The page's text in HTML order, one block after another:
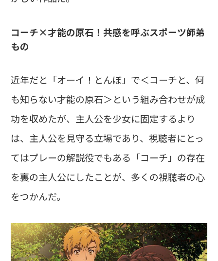
コーチ×才能の原石！共感を呼ぶスポーツ師弟
もの
近年だと「オーイ！とんぼ」で＜コーチと、何
も知らない才能の原石＞という組み合わせが成
功を収めたが、主人公を少女に固定するより
は、主人公を見守る立場であり、視聴者にとっ
てはプレーの解説役でもある「コーチ」の存在
を裏の主人公にしたことが、多くの視聴者の心
をつかんだ。